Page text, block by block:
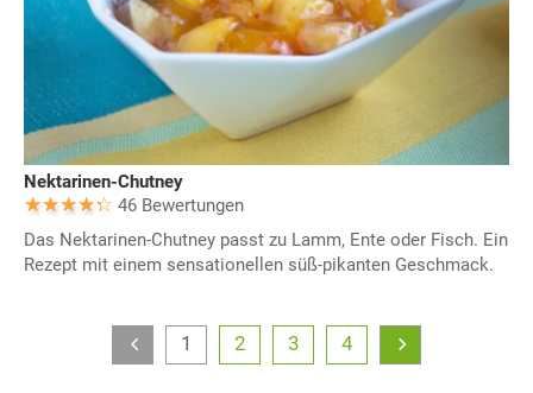
Nektarinen-Chutney
46 Bewertungen
Das Nektarinen-Chutney passt zu Lamm, Ente oder Fisch. Ein
Rezept mit einem sensationellen süß-pikanten Geschmack.
1 2 3 4